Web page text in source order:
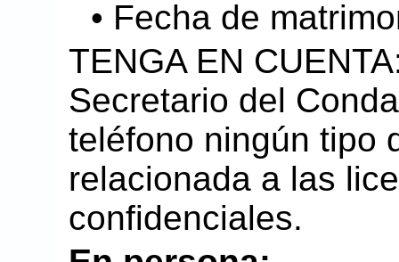
• Fecha de
TENGA EN
Secretario del
teléfono ningún tipo
relacionada a las
confidenciales.